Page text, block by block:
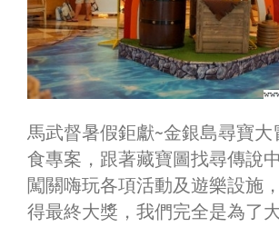
馬武督暑假鉅獻~金銀島尋寶大
食專案，跟著藏寶圖找尋傳說
闖關嗨玩各項活動及遊樂設施
得最終大獎，我們完全是為了